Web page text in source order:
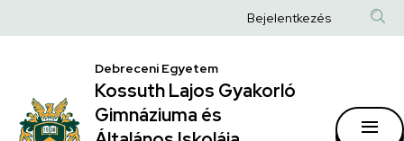
|
Kossuth
Lajos
a
Anonim
fiók
Bejelentkezés
Debreceni Egyetem
Kossuth Lajos Gyakorló
Gimnáziuma és